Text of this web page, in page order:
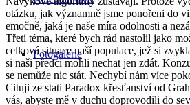
Fotogalerie
otázku, jak významně jsme ponořeni do
emočně, jaká je naše míra odolnosti a
Třetí téma, které bych rád nastolil jako
celková situace naší populace, jež si
si naši předci mohli nechat jen zdát.
se nemůže nic stát. Nechybí nám více
Cituji ze stati Paradox křesťanství od
vás, abyste mě v duchu doprovodili do